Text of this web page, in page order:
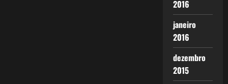
2016
janeiro
2016
dezembro
2015